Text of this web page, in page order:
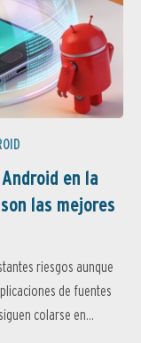
en la
las mejores
riesgos aunque
de fuentes
colarse en...